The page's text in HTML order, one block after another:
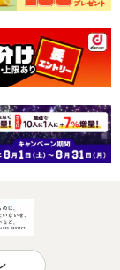
点での情報となります。